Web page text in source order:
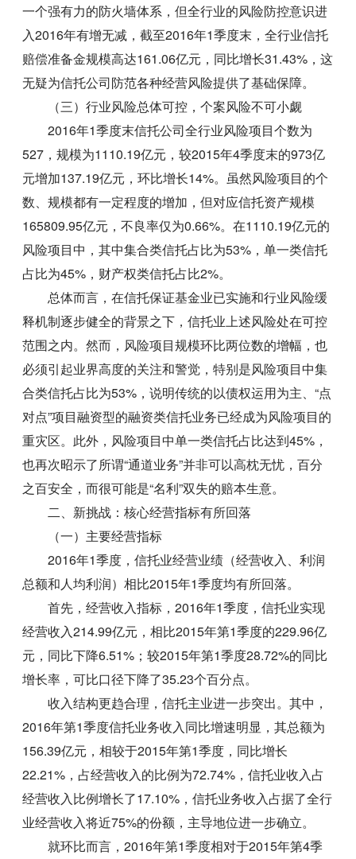
一个强有力的防火墙体系，但全行业的风险防控意识进
入2016年有增无减，截至2016年1季度末，全行业信托
赔偿准备金规模高达161.06亿元，同比增长31.43%，这
无疑为信托公司防范各种经营风险提供了基础保障。
（三）行业风险总体可控，个案风险不可小觑
2016年1季度末信托公司全行业风险项目个数为
527，规模为1110.19亿元，较2015年4季度末的973亿
元增加137.19亿元，环比增长14%。虽然风险项目的个
数、规模都有一定程度的增加，但对应信托资产规模
165809.95亿元，不良率仅为0.66%。在1110.19亿元的
风险项目中，其中集合类信托占比为53%，单一类信托
占比为45%，财产权类信托占比2%。
总体而言，在信托保证基金业已实施和行业风险缓
释机制逐步健全的背景之下，信托业上述风险处在可控
范围之内。然而，风险项目规模环比两位数的增幅，也
必须引起业界高度的关注和警觉，特别是风险项目中集
合类信托占比为53%，说明传统的以债权运用为主、“点
对点”项目融资型的融资类信托业务已经成为风险项目的
重灾区。此外，风险项目中单一类信托占比达到45%，
也再次昭示了所谓“通道业务”并非可以高枕无忧，百分
之百安全，而很可能是“名利”双失的赔本生意。
二、新挑战：核心经营指标有所回落
（一）主要经营指标
2016年1季度，信托业经营业绩（经营收入、利润
总额和人均利润）相比2015年1季度均有所回落。
首先，经营收入指标，2016年1季度，信托业实现
经营收入214.99亿元，相比2015年第1季度的229.96亿
元，同比下降6.51%；较2015年第1季度28.72%的同比
增长率，可比口径下降了35.23个百分点。
收入结构更趋合理，信托主业进一步突出。其中，
2016年第1季度信托业务收入同比增速明显，其总额为
156.39亿元，相较于2015年第1季度，同比增长
22.21%，占经营收入的比例为72.74%，信托业收入占
经营收入比例增长了17.10%，信托业务收入占据了全行
业经营收入将近75%的份额，主导地位进一步确立。
就环比而言，2016年第1季度相对于2015年第4季